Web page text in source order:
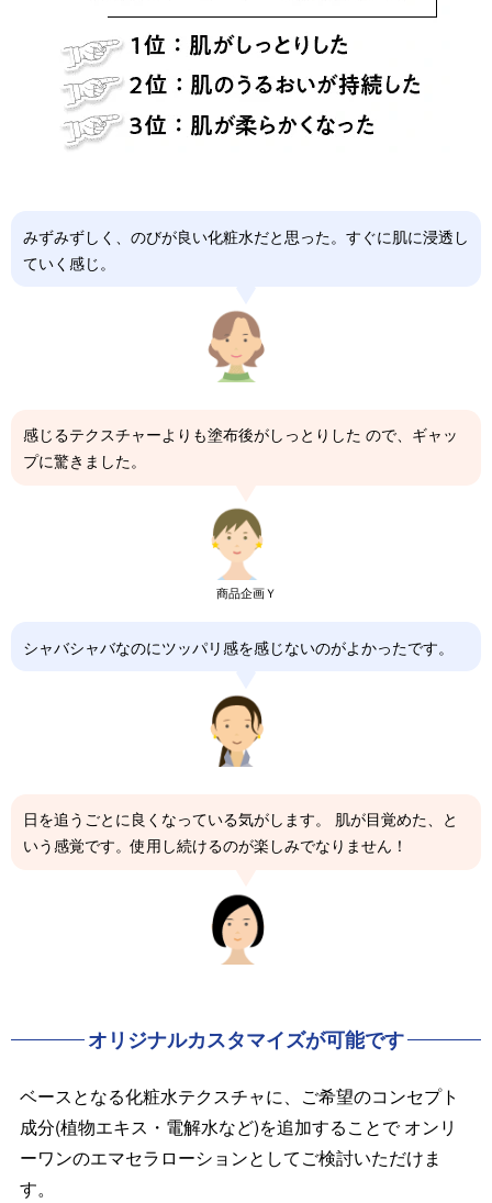
みずみずしく、のびが良い化粧水だと思った。すぐに肌に浸透し
ていく感じ。
商品企画Ｙ
感じるテクスチャーよりも塗布後がしっとりした ので、ギャッ
プに驚きました。
シャバシャバなのにツッパリ感を感じないのがよかったです。
日を追うごとに良くなっている気がします。 肌が目覚めた、と
いう感覚です。使用し続けるのが楽しみでなりません！
オリジナルカスタマイズが可能です
ベースとなる化粧水テクスチャに、ご希望のコンセプト
成分(植物エキス・電解水など)を追加することで オンリ
ーワンのエマセラローションとしてご検討いただけま
す。